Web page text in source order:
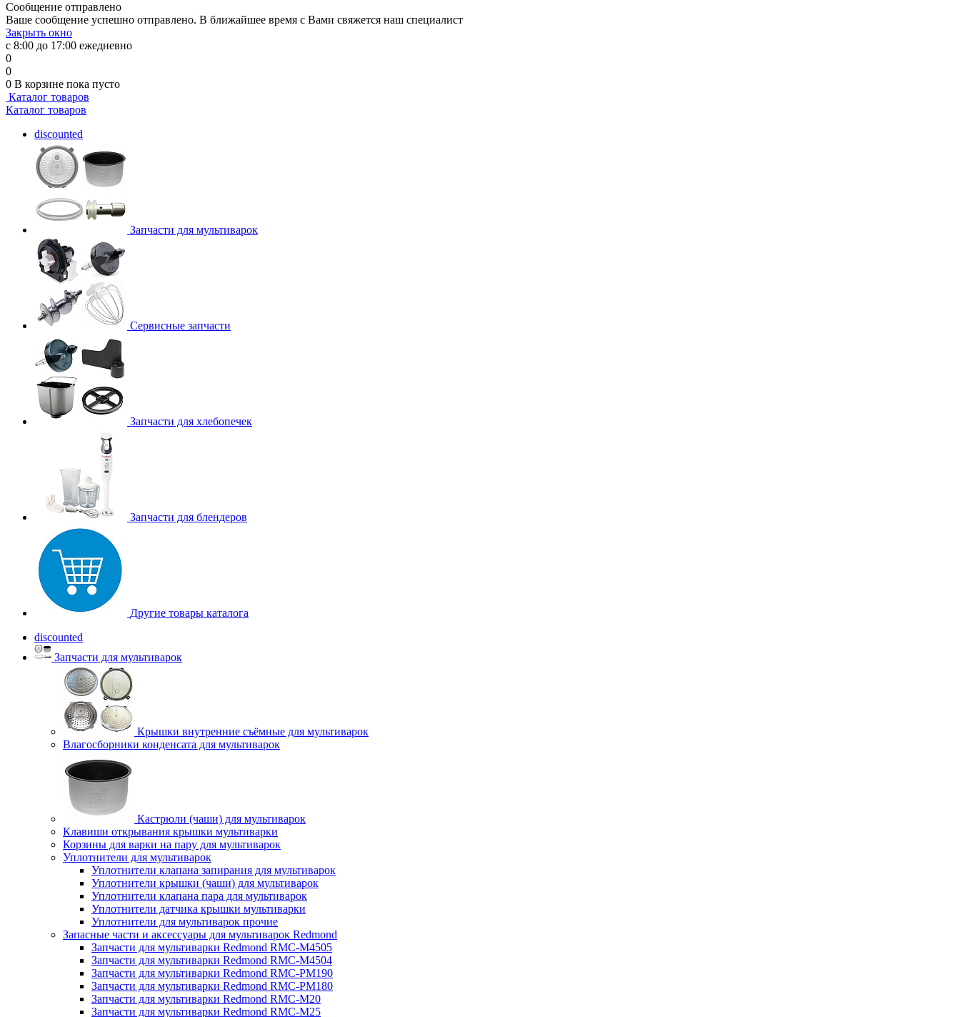
Сообщение отправлено
Ваше сообщение успешно отправлено. В ближайшее время с Вами свяжется наш специалист
Закрыть окно
с 8:00 до 17:00 ежедневно
0
0
0 В корзине пока пусто
Каталог товаров
Каталог товаров
discounted
Запчасти для мультиварок
Сервисные запчасти
Запчасти для хлебопечек
Запчасти для блендеров
Другие товары каталога
discounted
Запчасти для мультиварок
Крышки внутренние съёмные для мультиварок
Влагосборники конденсата для мультиварок
Кастрюли (чаши) для мультиварок
Клавиши открывания крышки мультиварки
Корзины для варки на пару для мультиварок
Уплотнители для мультиварок
Уплотнители клапана запирания для мультиварок
Уплотнители крышки (чаши) для мультиварок
Уплотнители клапана пара для мультиварок
Уплотнители датчика крышки мультиварки
Уплотнители для мультиварок прочие
Запасные части и аксессуары для мультиварок Redmond
Запчасти для мультиварки Redmond RMC-M4505
Запчасти для мультиварки Redmond RMC-M4504
Запчасти для мультиварки Redmond RMC-PM190
Запчасти для мультиварки Redmond RMC-PM180
Запчасти для мультиварки Redmond RMC-M20
Запчасти для мультиварки Redmond RMC-M25